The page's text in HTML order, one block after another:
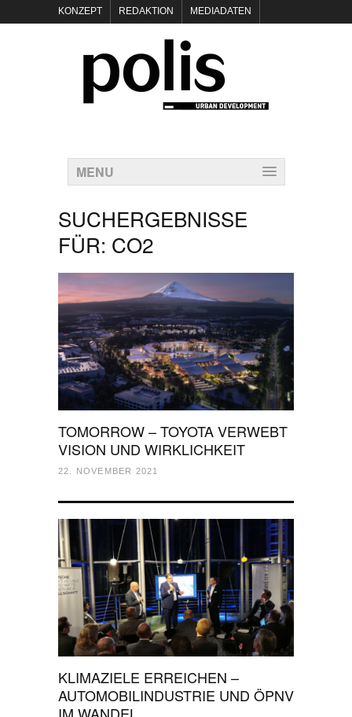
KONZEPT REDAKTION MEDIADATEN
POLIS KEYNOTES
KONTAKT DATENSCHUTZ IMPRESSUM
MENU
SUCHERGEBNISSE
FÜR: CO2
TOMORROW – TOYOTA VERWEBT
VISION UND WIRKLICHKEIT
22. NOVEMBER 2021
KLIMAZIELE ERREICHEN –
AUTOMOBILINDUSTRIE UND ÖPNV